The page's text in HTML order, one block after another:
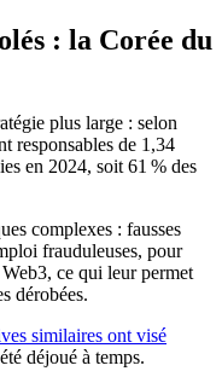
: la Corée du
plus large : selon
responsables de 1,34
en 2024, soit 61 % des
complexes : fausses
frauduleuses, pour
ce qui leur permet
dérobées.
similaires ont visé
déjoué à temps.